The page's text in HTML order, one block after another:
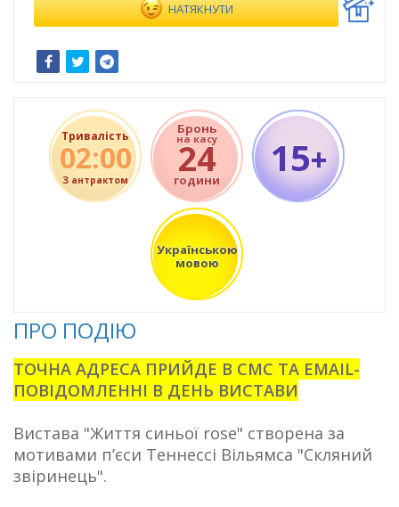
НАТЯКНУТИ
Тривалість
02:00
З антрактом
Бронь
на касу
24
години 15+
Українською
мовою
ПРО ПОДІЮ
ТОЧНА АДРЕСА ПРИЙДЕ В СМС ТА EMAIL-
ПОВІДОМЛЕННІ В ДЕНЬ ВИСТАВИ
Вистава "Життя синьої rose" створена за
мотивами п’єси Теннессі Вільямса "Скляний
звіринець".